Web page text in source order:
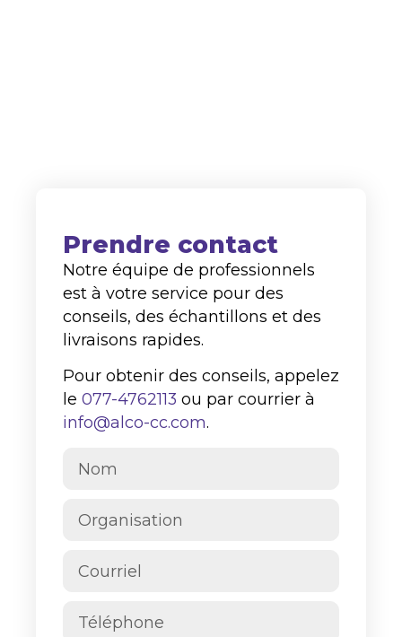
Prendre contact
Notre équipe de professionnels
est à votre service pour des
conseils, des échantillons et des
livraisons rapides.
Pour obtenir des conseils, appelez
le 077-4762113 ou par courrier à
info@alco-cc.com.